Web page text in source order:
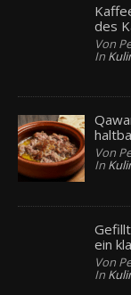
des
Von
In
Von
In
ein
Von
In